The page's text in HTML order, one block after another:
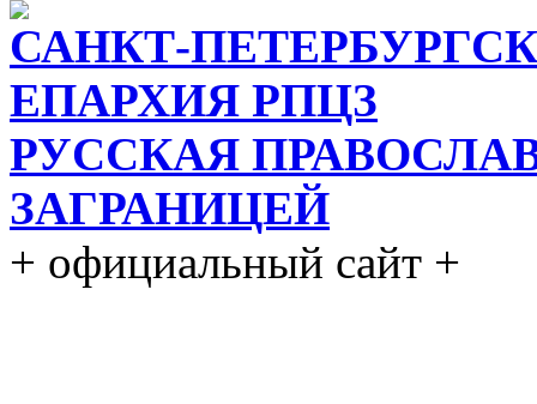
САНКТ-
ЕПАРХИЯ РПЦЗ
РУССКАЯ
ЗАГРАНИЦЕЙ
+ официальный сайт +